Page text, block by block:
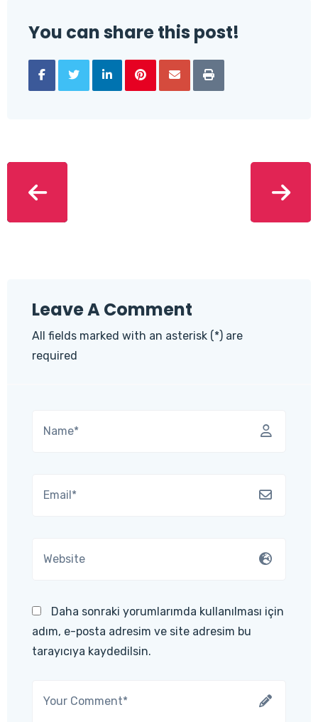
You can share this post!
Leave A Comment
All fields marked with an asterisk (*) are
required
Daha sonraki yorumlarımda kullanılması için
adım, e-posta adresim ve site adresim bu
tarayıcıya kaydedilsin.